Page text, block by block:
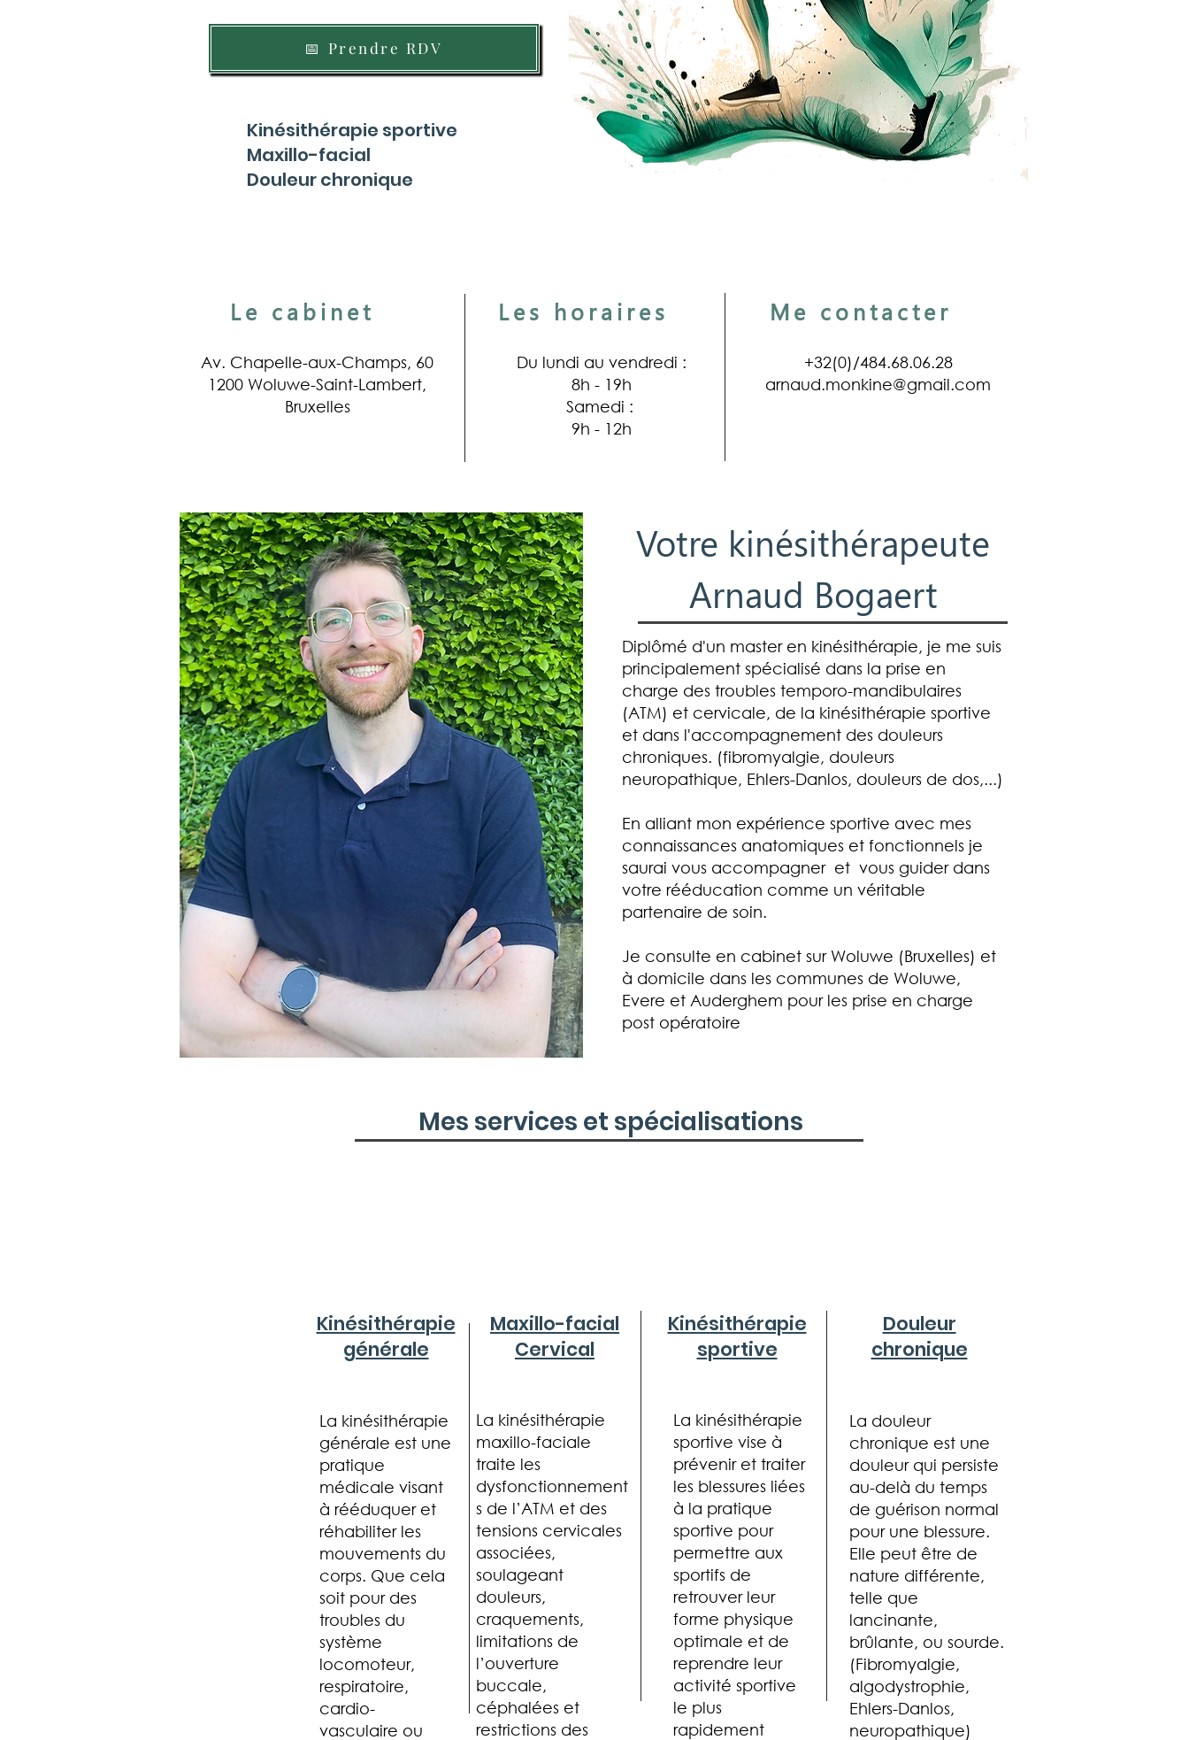
Kinésithérapie sportive
Maxillo-facial
Douleur chronique
📅 Prendre RDV
Le cabinet
Av. Chapelle-aux-Champs, 60
1200 Woluwe-Saint-Lambert,
Bruxelles
Les horaires
Du lundi au vendredi :
8h - 19h
Samedi :
9h - 12h
Me contacter
+32(0)/484.68.06.28
arnaud.monkine@gmail.com
Votre kinésithérapeute
Arnaud Bogaert
Diplômé d'un master en kinésithérapie, je me suis
principalement spécialisé dans la prise en
charge des troubles temporo-mandibulaires
(ATM) et cervicale, de la kinésithérapie sportive
et dans l'accompagnement des douleurs
chroniques. (fibromyalgie, douleurs
neuropathique, Ehlers-Danlos, douleurs de dos,...)
En alliant mon expérience sportive avec mes
connaissances anatomiques et fonctionnels je
saurai vous accompagner et vous guider dans
votre rééducation comme un véritable
partenaire de soin.
Je consulte en cabinet sur Woluwe (Bruxelles) et
à domicile dans les communes de Woluwe,
Evere et Auderghem pour les prise en charge
post opératoire
Mes services et spécialisations
Kinésithérapie
générale
La kinésithérapie
générale est une
pratique
médicale visant
à rééduquer et
réhabiliter les
mouvements du
corps. Que cela
soit pour des
troubles du
système
locomoteur,
respiratoire,
cardio-
vasculaire ou
Maxillo-facial
Cervical
La kinésithérapie
maxillo-faciale
traite les
dysfonctionnement
s de l’ATM et des
tensions cervicales
associées,
soulageant
douleurs,
craquements,
limitations de
l’ouverture
buccale,
céphalées et
restrictions des
Kinésithérapie
sportive
La kinésithérapie
sportive vise à
prévenir et traiter
les blessures liées
à la pratique
sportive pour
permettre aux
sportifs de
retrouver leur
forme physique
optimale et de
reprendre leur
activité sportive
le plus
rapidement
Douleur
chronique
La douleur
chronique est une
douleur qui persiste
au-delà du temps
de guérison normal
pour une blessure.
Elle peut être de
nature différente,
telle que
lancinante,
brûlante, ou sourde.
(Fibromyalgie,
algodystrophie,
Ehlers-Danlos,
neuropathique)